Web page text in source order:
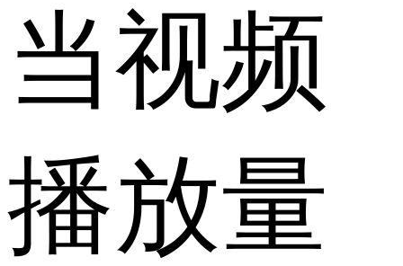
当视频
播放量